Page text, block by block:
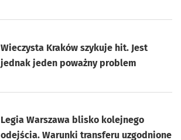
Wieczysta Kraków szykuje hit. Jest
jednak jeden poważny problem
Legia Warszawa blisko kolejnego
odejścia. Warunki transferu uzgodnione